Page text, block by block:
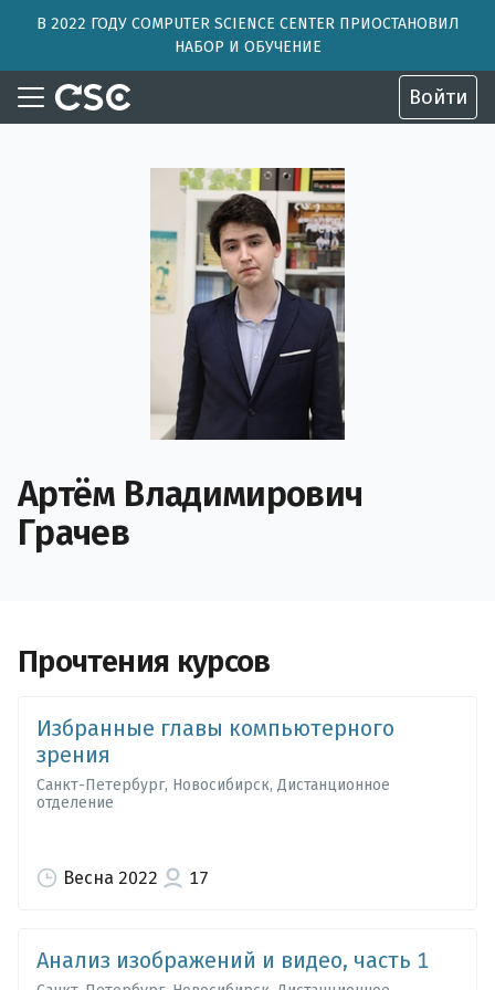
В 2022 ГОДУ COMPUTER SCIENCE CENTER ПРИОСТАНОВИЛ
НАБОР И ОБУЧЕНИЕ
Войти
Артём Владимирович
Грачев
Прочтения курсов
Избранные главы компьютерного
зрения
Санкт-Петербург, Новосибирск, Дистанционное
отделение
Весна 2022 17
Анализ изображений и видео, часть 1